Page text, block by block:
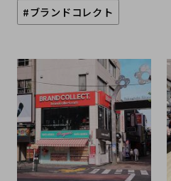
#ブランドコレクト